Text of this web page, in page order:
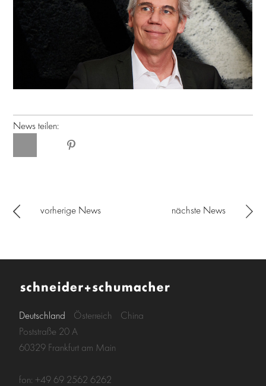
News teilen:
vorherige News nächste News
Deutschland Österreich
China
Poststraße 20 A
60329 Frankfurt am Main
fon: +49 69 2562 6262